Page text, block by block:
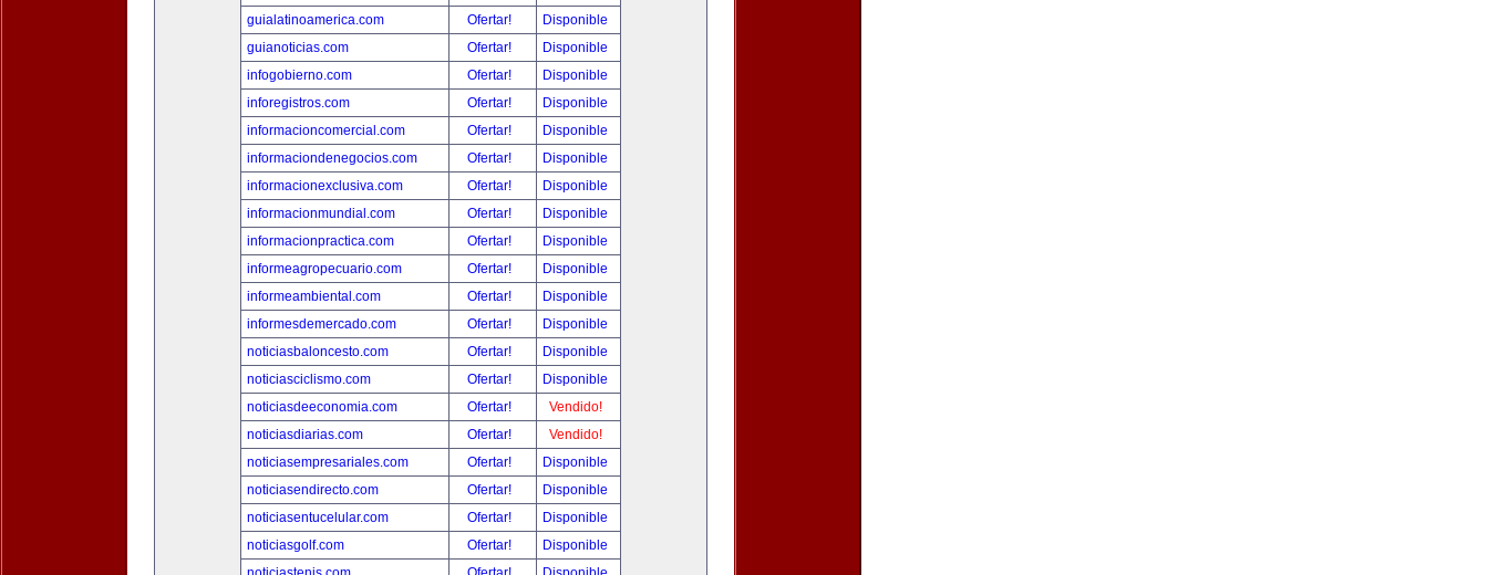
guialatinoamerica.com
Ofertar!
Disponible
guianoticias.com
Ofertar!
Disponible
infogobierno.com
Ofertar!
Disponible
inforegistros.com
Ofertar!
Disponible
informacioncomercial.com
Ofertar!
Disponible
informaciondenegocios.com
Ofertar!
Disponible
informacionexclusiva.com
Ofertar!
Disponible
informacionmundial.com
Ofertar!
Disponible
informacionpractica.com
Ofertar!
Disponible
informeagropecuario.com
Ofertar!
Disponible
informeambiental.com
Ofertar!
Disponible
informesdemercado.com
Ofertar!
Disponible
noticiasbaloncesto.com
Ofertar!
Disponible
noticiasciclismo.com
Ofertar!
Disponible
noticiasdeeconomia.com
Ofertar!
Vendido!
noticiasdiarias.com
Ofertar!
Vendido!
noticiasempresariales.com
Ofertar!
Disponible
noticiasendirecto.com
Ofertar!
Disponible
noticiasentucelular.com
Ofertar!
Disponible
noticiasgolf.com
Ofertar!
Disponible